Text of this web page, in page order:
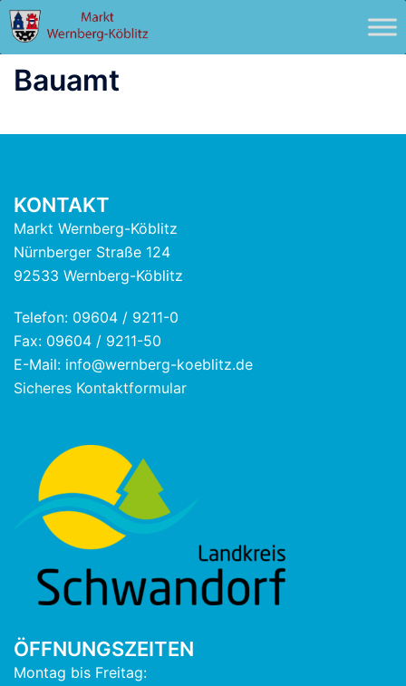
Zum
Inhalt
springen
Bauamt
KONTAKT
Markt Wernberg-Köblitz
Nürnberger Straße 124
92533 Wernberg-Köblitz
Telefon: 09604 / 9211-0
Fax: 09604 / 9211-50
E-Mail: info@wernberg-koeblitz.de
Sicheres Kontaktformular
ÖFFNUNGSZEITEN
Montag bis Freitag: